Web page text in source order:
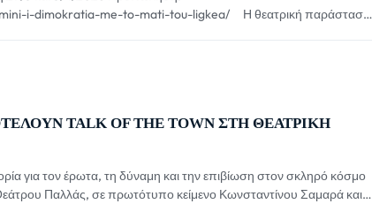
i-dimokratia-me-to-mati-tou-ligkea/ Η θεατρική παράσταση
Μαρτίου και την […]
TALK OF THE TOWN ΣΤΗ ΘΕΑΤΡΙΚΗ
για τον έρωτα, τη δύναμη και την επιβίωση στον σκληρό κόσμο
Παλλάς, σε πρωτότυπο κείμενο Κωνσταντίνου Σαμαρά και